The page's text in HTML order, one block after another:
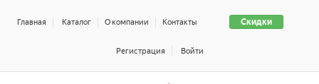
Скидки
Главная Каталог О компании Контакты
Регистрация Войти